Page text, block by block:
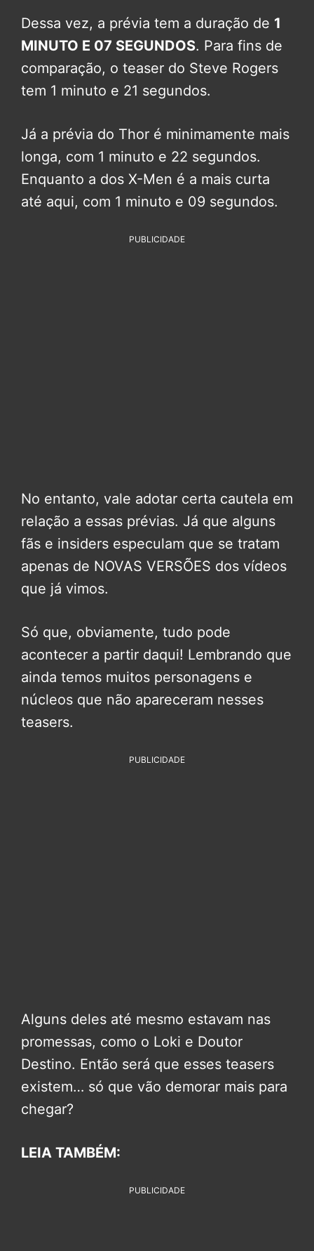
Dessa vez, a prévia tem a duração de 1
MINUTO E 07 SEGUNDOS. Para fins de
comparação, o teaser do Steve Rogers
tem 1 minuto e 21 segundos.
Já a prévia do Thor é minimamente mais
longa, com 1 minuto e 22 segundos.
Enquanto a dos X-Men é a mais curta
até aqui, com 1 minuto e 09 segundos.
PUBLICIDADE
No entanto, vale adotar certa cautela em
relação a essas prévias. Já que alguns
fãs e insiders especulam que se tratam
apenas de NOVAS VERSÕES dos vídeos
que já vimos.
Só que, obviamente, tudo pode
acontecer a partir daqui! Lembrando que
ainda temos muitos personagens e
núcleos que não apareceram nesses
teasers.
PUBLICIDADE
Alguns deles até mesmo estavam nas
promessas, como o Loki e Doutor
Destino. Então será que esses teasers
existem… só que vão demorar mais para
chegar?
LEIA TAMBÉM:
PUBLICIDADE